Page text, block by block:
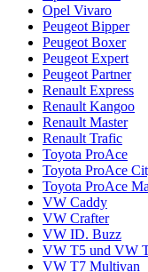
Opel Vivaro
Peugeot Bipper
Peugeot Boxer
Peugeot Expert
Peugeot Partner
Renault Express
Renault Kangoo
Renault Master
Renault Trafic
Toyota ProAce
Toyota ProAce
Toyota ProAce
VW Caddy
VW Crafter
VW ID. Buzz
VW T5 und VW
VW T7 Multivan